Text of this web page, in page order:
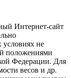
Интернет-сайт
не
положениями
Федерации. Для
весов и др.